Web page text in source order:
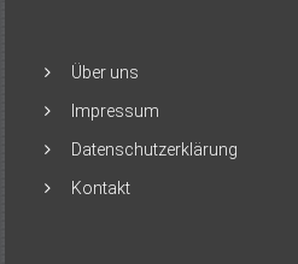
Über uns
Impressum
Datenschutzerklärung
Kontakt